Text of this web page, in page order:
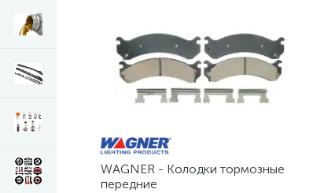
WAGNER - Колодки тормозные
передние